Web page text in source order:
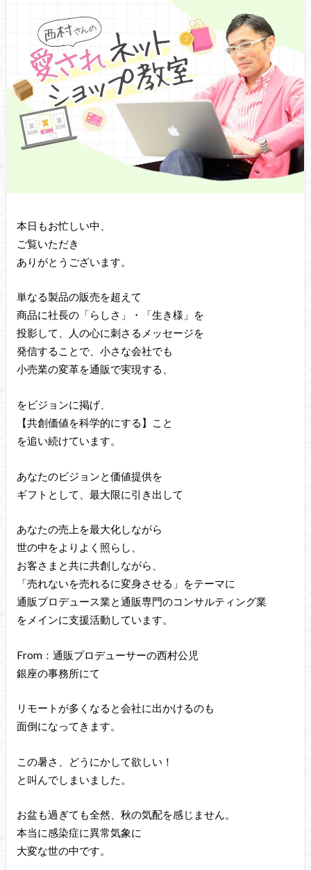
本日もお忙しい中、
ご覧いただき
ありがとうございます。
単なる製品の販売を超えて
商品に社長の「らしさ」・「生き様」を
投影して、人の心に刺さるメッセージを
発信することで、小さな会社でも
小売業の変革を通販で実現する、
をビジョンに掲げ、
【共創価値を科学的にする】こと
を追い続けています。
あなたのビジョンと価値提供を
ギフトとして、最大限に引き出して
あなたの売上を最大化しながら
世の中をよりよく照らし、
お客さまと共に共創しながら、
「売れないを売れるに変身させる」をテーマに
通販プロデュース業と通販専門のコンサルティング業
をメインに支援活動しています。
From：通販プロデューサーの西村公児
銀座の事務所にて
リモートが多くなると会社に出かけるのも
面倒になってきます。
この暑さ、どうにかして欲しい！
と叫んでしまいました。
お盆も過ぎても全然、秋の気配を感じません。
本当に感染症に異常気象に
大変な世の中です。